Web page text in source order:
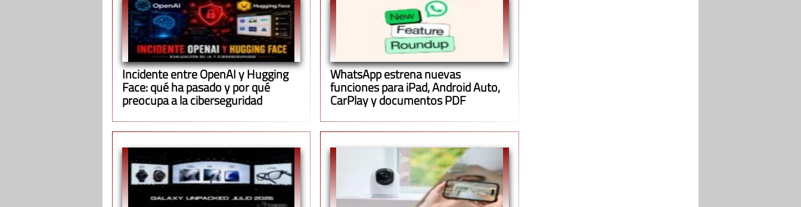
Incidente entre OpenAI y Hugging
Face: qué ha pasado y por qué
preocupa a la ciberseguridad
WhatsApp estrena nuevas
funciones para iPad, Android Auto,
CarPlay y documentos PDF